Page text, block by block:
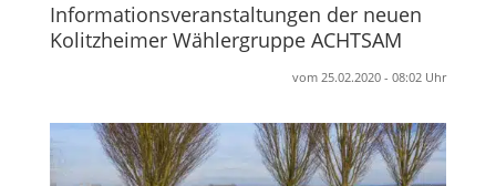
Informationsveranstaltungen der neuen
Kolitzheimer Wählergruppe ACHTSAM
vom 25.02.2020 - 08:02 Uhr